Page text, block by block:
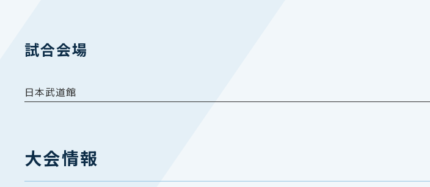
試合会場
日本武道館
大会情報